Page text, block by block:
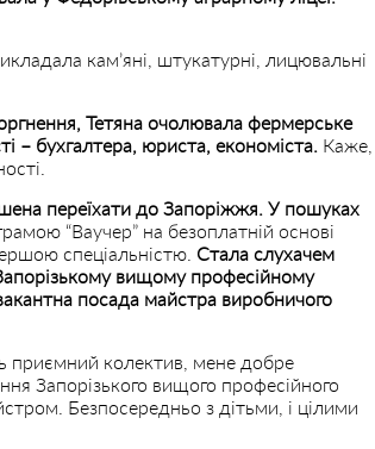
кам’яні, штукатурні, лицювальні
Тетяна очолювала фермерське
– бухгалтера, юриста, економіста. Каже,
переїхати до Запоріжжя. У пошуках
“Ваучер” на безоплатній основі
спеціальністю. Стала слухачем
вищому професійному
посада майстра виробничого
приємний колектив, мене добре
Запорізького вищого професійного
Безпосередньо з дітьми, і цілими